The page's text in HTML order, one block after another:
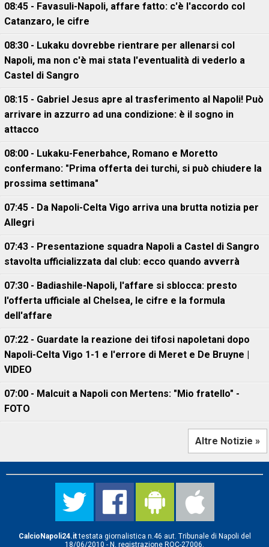
08:45 - Favasuli-Napoli, affare fatto: c'è l'accordo col
Catanzaro, le cifre
08:30 - Lukaku dovrebbe rientrare per allenarsi col
Napoli, ma non c'è mai stata l'eventualità di vederlo a
Castel di Sangro
08:15 - Gabriel Jesus apre al trasferimento al Napoli! Può
arrivare in azzurro ad una condizione: è il sogno in
attacco
08:00 - Lukaku-Fenerbahce, Romano e Moretto
confermano: "Prima offerta dei turchi, si può chiudere la
prossima settimana"
07:45 - Da Napoli-Celta Vigo arriva una brutta notizia per
Allegri
07:43 - Presentazione squadra Napoli a Castel di Sangro
stavolta ufficializzata dal club: ecco quando avverrà
07:30 - Badiashile-Napoli, l'affare si sblocca: presto
l'offerta ufficiale al Chelsea, le cifre e la formula
dell'affare
07:22 - Guardate la reazione dei tifosi napoletani dopo
Napoli-Celta Vigo 1-1 e l'errore di Meret e De Bruyne |
VIDEO
07:00 - Malcuit a Napoli con Mertens: "Mio fratello" -
FOTO
Altre Notizie »
CalcioNapoli24.ittestata giornalistica n.46 aut. Tribunale di Napoli del
18/06/2010 - N. registrazione ROC-27006.